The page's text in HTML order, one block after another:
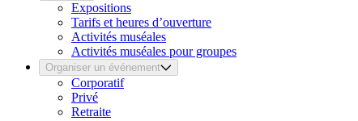
Expositions
Tarifs et heures d’ouverture
Activités muséales
Activités muséales pour groupes
Organiser un événement
Corporatif
Privé
Retraite